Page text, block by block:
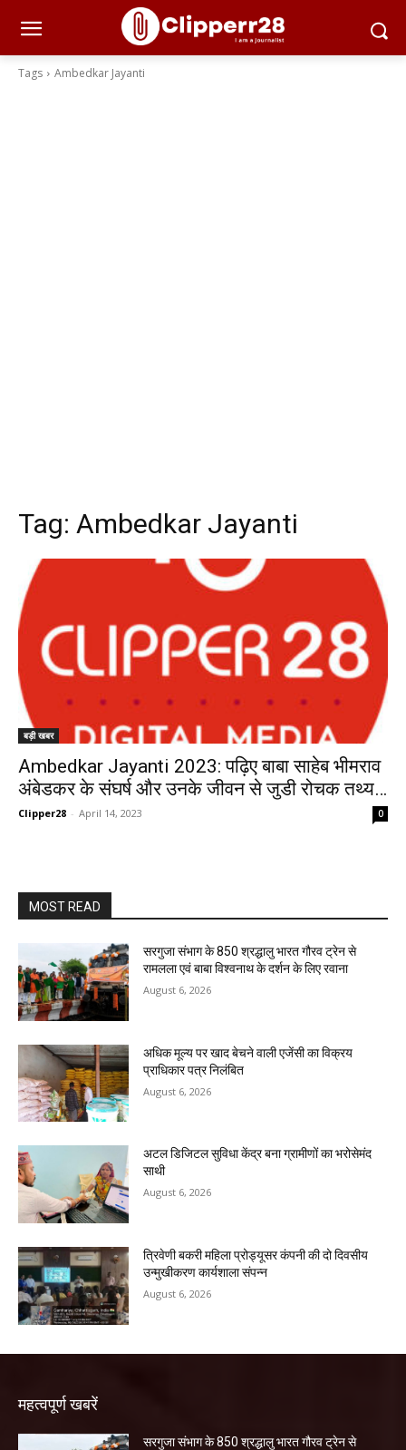
Tags Ambedkar Jayanti
Tag: Ambedkar Jayanti
बड़ी खबर
Ambedkar Jayanti 2023: पढ़िए बाबा साहेब भीमराव
अंबेडकर के संघर्ष और उनके जीवन से जुडी रोचक तथ्य…
Clipper28 - April 14, 2023 0
MOST READ
सरगुजा संभाग के 850 श्रद्धालु भारत गौरव ट्रेन से
रामलला एवं बाबा विश्वनाथ के दर्शन के लिए रवाना
August 6, 2026
अधिक मूल्य पर खाद बेचने वाली एजेंसी का विक्रय
प्राधिकार पत्र निलंबित
August 6, 2026
अटल डिजिटल सुविधा केंद्र बना ग्रामीणों का भरोसेमंद
साथी
August 6, 2026
त्रिवेणी बकरी महिला प्रोड्यूसर कंपनी की दो दिवसीय
उन्मुखीकरण कार्यशाला संपन्न
August 6, 2026
महत्वपूर्ण खबरें
सरगुजा संभाग के 850 श्रद्धालु भारत गौरव ट्रेन से